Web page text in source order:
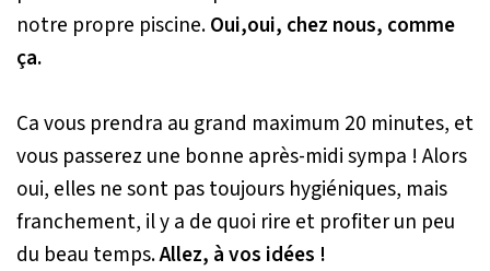
notre propre piscine.Oui,oui, chez nous, comme
ça.
Ca vous prendra au grand maximum 20 minutes, et
vous passerez une bonne après-midi sympa ! Alors
oui, elles ne sont pas toujours hygiéniques, mais
franchement, il y a de quoi rire et profiter un peu
du beau temps.Allez, à vos idées !